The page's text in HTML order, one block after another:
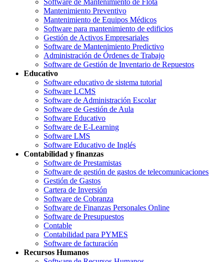
Mantenimiento Preventivo
Mantenimiento de Equipos Médicos
Software para mantenimiento de edificios
Gestión de Activos Empresariales
Software de Mantenimiento Predictivo
Administración de Órdenes de Trabajo
Software de Gestión de Inventario de Repuestos
Educativo
Software educativo de sistema tutorial
Software LCMS
Software de Administración Escolar
Software de Gestión de Aula
Software Educativo
Software de E-Learning
Software LMS
Software Educativo de Inglés
Contabilidad y finanzas
Software de Prestamistas
Software de gestión de gastos de telecomunicaciones
Gestión de Gastos
Cartera de Inversión
Software de Cobranza
Software de Finanzas Personales Online
Software de Presupuestos
Contable
Contabilidad para PYMES
Software de facturación
Recursos Humanos